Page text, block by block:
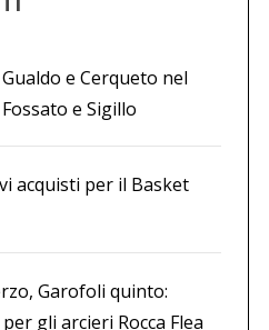
e Cerqueto nel
e Sigillo
acquisti per il Basket
Garofoli quinto:
gli arcieri Rocca Flea